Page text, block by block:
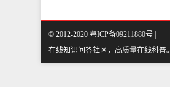
© 2012-2020 粤ICP备09211880号 |
在线知识问答社区，高质量在线科普。